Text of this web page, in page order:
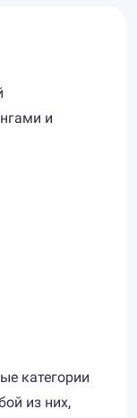
и
категории
из них,